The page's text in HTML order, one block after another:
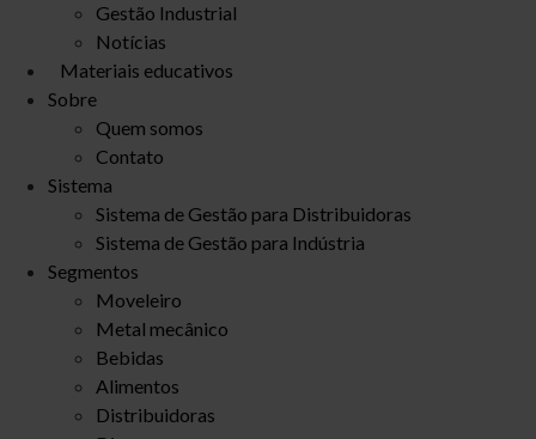
Gestão Industrial
Notícias
Materiais educativos
Sobre
Quem somos
Contato
Sistema
Sistema de Gestão para Distribuidoras
Sistema de Gestão para Indústria
Segmentos
Moveleiro
Metal mecânico
Bebidas
Alimentos
Distribuidoras